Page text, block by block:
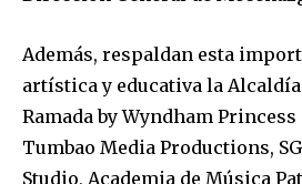
Además, respaldan esta
artística y educativa la
Ramada by Wyndham
Tumbao Media Productions,
Studio, Academia de Música